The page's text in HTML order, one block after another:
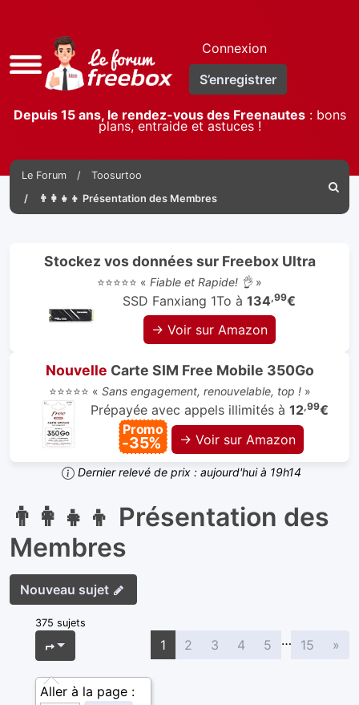
Accès
rapide
Connexion
S’enregistrer
Depuis 15 ans, le rendez-vous des Freenautes: bons
plans, entraide et astuces !
Le Forum
Toosurtoo
👨‍👩‍👧‍👦 Présentation des Membres
Stockez vos données sur Freebox Ultra
⭐⭐⭐⭐⭐ « Fiable et Rapide! 👌»
SSD Fanxiang 1To à 134,99€
→ Voir sur Amazon
Nouvelle Carte SIM Free Mobile 350Go
⭐⭐⭐⭐⭐ « Sans engagement, renouvelable, top !»
Prépayée avec appels illimités à 12,99€
Promo
-35% → Voir sur Amazon
Dernier relevé de prix : aujourd'hui à 19h14
👨‍👩‍👧‍👦 Présentation des
Membres
Nouveau sujet
375 sujets
Page
Aller à la page :
1 2 3 4 5 … 15 »